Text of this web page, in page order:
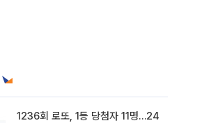
1236회 로또, 1등 당첨자 11명…24